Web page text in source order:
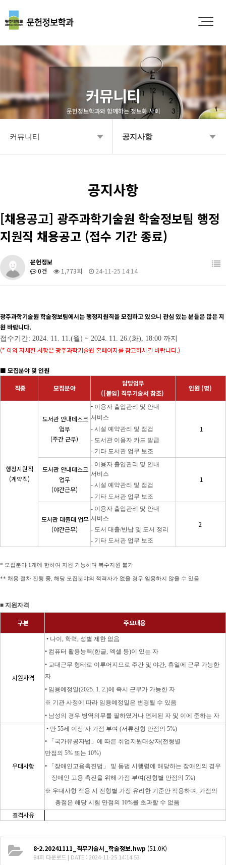
커뮤니티
문헌정보학과와 함께하는 정보화 사회
커뮤니티
대학원
학생활동
장학/취업
커뮤니티
공지사항
Q&A
영상갤러리
학과소식 갤러리
관련사이트
도서관계 소식
공지사항
[채용공고] 광주과학기술원 학술정보팀 행정
지원직 채용공고 (접수 기간 종료)
문헌정보
0건
1,773회 24-11-25 14:14
광주과학기술원 학술정보팀에서는 행정지원직을 모집하고 있으니 관심 있는 분들은 많은 지
원 바랍니다.
접수기간: 2024. 11. 11.(월) ~ 2024. 11. 26.(화), 18:00 까지
(* 이외 자세한 사항은 광주과학기술원 홈페이지를 참고하시길 바랍니다.)
■ 모집분야 및 인원
직종 모집분야
담당업무
([붙임] 직무기술서 참조)
인원 (명)
행정지원직
(계약직)
도서관 안내데스크
업무
(주간 근무)
- 이용자 출입관리 및 안내
서비스
- 시설 예약관리 및 점검
- 도서관 이용자 카드 발급
- 기타 도서관 업무 보조
1
도서관 안내데스크
업무
(야간근무)
- 이용자 출입관리 및 안내
서비스
- 시설 예약관리 및 점검
- 기타 도서관 업무 보조
1
도서관 대출대 업무
(야간근무)
- 이용자 출입관리 및 안내
서비스
- 도서 대출/반납 및 도서 정리
- 기타 도서관 업무 보조
2
* 모집분야 1 개에 한하여 지원 가능하며 복수지원 불가
** 채용 절차 진행 중 해당 모집분야의 적격자가 없을 경우 임용하지 않을 수 있음
■ 지원자격
구분 주요내용
지원자격
• 나이 , 학력, 성별 제한 없음
• 컴퓨터 활용능력(한글, 엑셀 등)이 있는 자
• 교대근무 형태로 이루어지므로 주간 및 야간, 휴일에 근무 가능한
자
• 임용예정일(2025. 1. 2.)에 즉시 근무가 가능한 자
※ 기관 사정에 따라 임용예정일은 변경될 수 있음
• 남성의 경우 병역의무를 필하였거나 면제된 자 및 이에 준하는 자
우대사항
• 만 55세 이상 자 가점 부여 (서류전형 만점의 5%)
• 「 국가유공자법 」 에 따른 취업지원대상자(전형별
만점의 5% 또는 10%)
• 「 장애인고용촉진법 」 및 동법 시행령에 해당하는 장애인의 경우
장애인 고용 촉진을 위해 가점 부여(전형별 만점의 5%)
※ 우대사항 적용 시 전형별 가장 유리한 기준만 적용하며, 가점의
총점은 해당 시험 만점의 10%를 초과할 수 없음
결격사유
8-2.20241111_직무기술서_학술정보.hwp (51.0K)
84회 다운로드 | DATE : 2024-11-25 14:14:53